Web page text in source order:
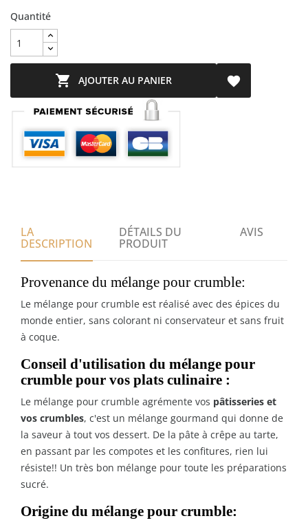
Quantité
 AJOUTER AU PANIER 
LA
DESCRIPTION
DÉTAILS DU
PRODUIT
AVIS
Provenance du mélange pour crumble:
Le mélange pour crumble est réalisé avec des épices du
monde entier, sans colorant ni conservateur et sans fruit
à coque.
Conseil d'utilisation du mélange pour
crumble pour vos plats culinaire :
Le mélange pour crumble agrémente vos pâtisseries et
vos crumbles, c'est un mélange gourmand qui donne de
la saveur à tout vos dessert. De la pâte à crêpe au tarte,
en passant par les compotes et les confitures, rien lui
résiste!! Un très bon mélange pour toute les préparations
sucré.
Origine du mélange pour crumble: